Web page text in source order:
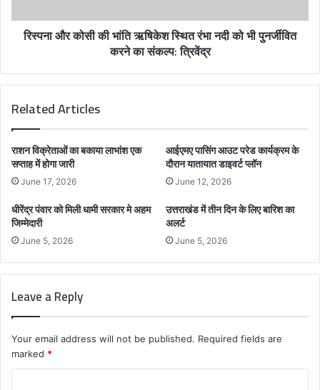
रिस्पना और कोसी की भांति ऋषिकेश स्थित रंभा नदी को भी पुनर्जीवित
करने का संकल्प: त्रिवेंद्र
Related Articles
राशन विक्रेताओं का बकाया लाभांश एक
सप्ताह में होगा जारी
June 17, 2026
आईएमए पासिंग आउट परेड कार्यक्रम के
दौरान यातायात डाइवर्ट प्लॉन
June 12, 2026
धीरेंद्र पंवार को मिली धामी सरकार मे अहम
जिम्मेदारी
June 5, 2026
उत्तराखंड में तीन दिन के लिए बारिश का
अलर्ट
June 5, 2026
Leave a Reply
Your email address will not be published. Required fields are
marked *